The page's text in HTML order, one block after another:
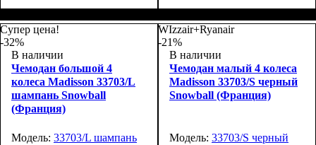
55х36х20
66х44х27
Супер цена!
-32%
В наличии
Чемодан большой 4
колеса Madisson 33703/L
шампань Snowball
(Франция)
Модель: 33703/L шампань
WIzzair+Ryanair
-21%
В наличии
Чемодан малый 4 колеса
Madisson 33703/S черный
Snowball (Франция)
Модель: 33703/S черный